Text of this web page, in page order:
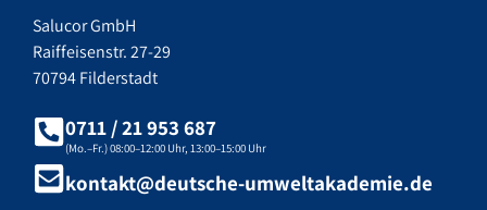
Salucor GmbH
Raiffeisenstr. 27-29
70794 Filderstadt
0711 / 21 953 687
(Mo.–Fr.) 08:00–12:00 Uhr, 13:00–15:00 Uhr
kontakt@deutsche-umweltakademie.de